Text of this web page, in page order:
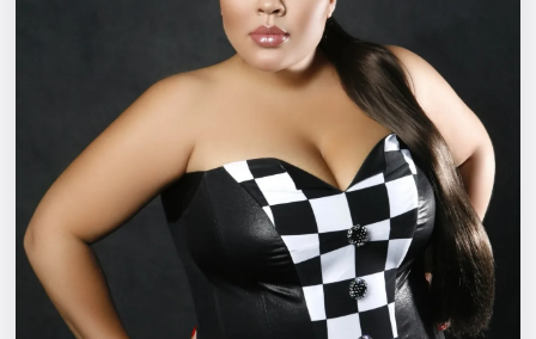
Города
Площадки
Артисты
Рейтинги